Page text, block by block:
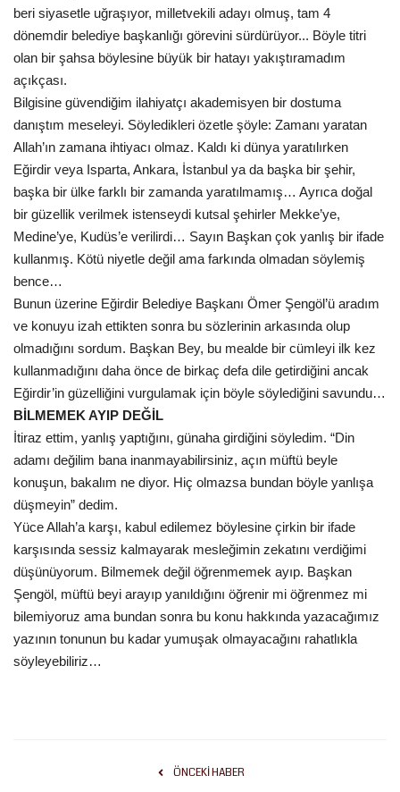
beri siyasetle uğraşıyor, milletvekili adayı olmuş, tam 4
dönemdir belediye başkanlığı görevini sürdürüyor... Böyle titri
olan bir şahsa böylesine büyük bir hatayı yakıştıramadım
açıkçası.
Bilgisine güvendiğim ilahiyatçı akademisyen bir dostuma
danıştım meseleyi. Söyledikleri özetle şöyle: Zamanı yaratan
Allah’ın zamana ihtiyacı olmaz. Kaldı ki dünya yaratılırken
Eğirdir veya Isparta, Ankara, İstanbul ya da başka bir şehir,
başka bir ülke farklı bir zamanda yaratılmamış… Ayrıca doğal
bir güzellik verilmek istenseydi kutsal şehirler Mekke’ye,
Medine’ye, Kudüs’e verilirdi… Sayın Başkan çok yanlış bir ifade
kullanmış. Kötü niyetle değil ama farkında olmadan söylemiş
bence…
Bunun üzerine Eğirdir Belediye Başkanı Ömer Şengöl’ü aradım
ve konuyu izah ettikten sonra bu sözlerinin arkasında olup
olmadığını sordum. Başkan Bey, bu mealde bir cümleyi ilk kez
kullanmadığını daha önce de birkaç defa dile getirdiğini ancak
Eğirdir’in güzelliğini vurgulamak için böyle söylediğini savundu…
BİLMEMEK AYIP DEĞİL
İtiraz ettim, yanlış yaptığını, günaha girdiğini söyledim. “Din
adamı değilim bana inanmayabilirsiniz, açın müftü beyle
konuşun, bakalım ne diyor. Hiç olmazsa bundan böyle yanlışa
düşmeyin” dedim.
Yüce Allah’a karşı, kabul edilemez böylesine çirkin bir ifade
karşısında sessiz kalmayarak mesleğimin zekatını verdiğimi
düşünüyorum. Bilmemek değil öğrenmemek ayıp. Başkan
Şengöl, müftü beyi arayıp yanıldığını öğrenir mi öğrenmez mi
bilemiyoruz ama bundan sonra bu konu hakkında yazacağımız
yazının tonunun bu kadar yumuşak olmayacağını rahatlıkla
söyleyebiliriz…
ÖNCEKI HABER